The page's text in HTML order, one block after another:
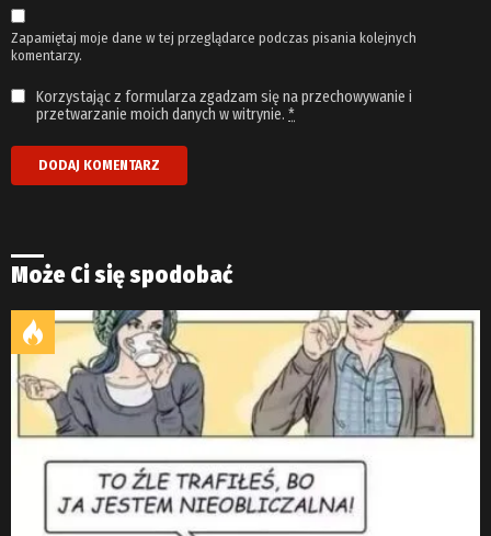
Zapamiętaj moje dane w tej przeglądarce podczas pisania kolejnych
komentarzy.
Korzystając z formularza zgadzam się na przechowywanie i
przetwarzanie moich danych w witrynie. *
Może Ci się spodobać